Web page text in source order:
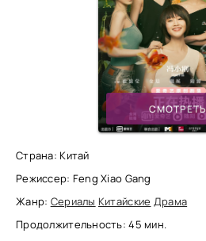
СМОТРЕТЬ
Страна: Китай
Режиссер: Feng Xiao Gang
Жанр: Сериалы Китайские Драма
Продолжительность: 45 мин.